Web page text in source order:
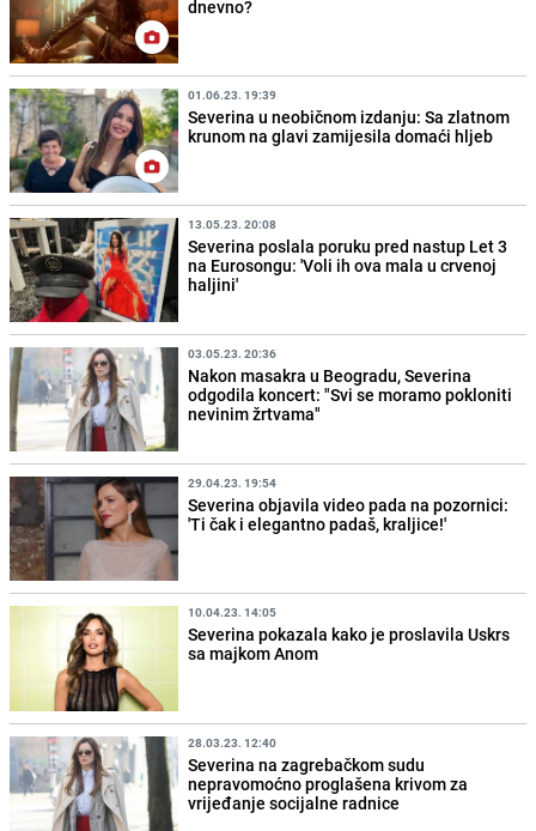
dnevno?
01.06.23. 19:39
Severina u neobičnom izdanju: Sa zlatnom
krunom na glavi zamijesila domaći hljeb
13.05.23. 20:08
Severina poslala poruku pred nastup Let 3
na Eurosongu: 'Voli ih ova mala u crvenoj
haljini'
03.05.23. 20:36
Nakon masakra u Beogradu, Severina
odgodila koncert: "Svi se moramo pokloniti
nevinim žrtvama"
29.04.23. 19:54
Severina objavila video pada na pozornici:
'Ti čak i elegantno padaš, kraljice!'
10.04.23. 14:05
Severina pokazala kako je proslavila Uskrs
sa majkom Anom
28.03.23. 12:40
Severina na zagrebačkom sudu
nepravomoćno proglašena krivom za
vrijeđanje socijalne radnice